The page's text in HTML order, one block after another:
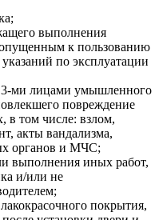
выполнения
к пользованию
по эксплуатации
ми лицами умышленного
повреждение
в том числе: взлом,
акты вандализма,
органов и МЧС;
выполнения иных работ,
и/или не
покрытия,